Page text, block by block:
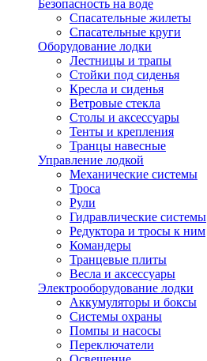
Безопасность на воде
Спасательные жилеты
Спасательные круги
Оборудование лодки
Лестницы и трапы
Стойки под сиденья
Кресла и сиденья
Ветровые стекла
Столы и аксессуары
Тенты и крепления
Транцы навесные
Управление лодкой
Механические системы
Троса
Рули
Гидравлические системы
Редуктора и тросы к ним
Командеры
Транцевые плиты
Весла и аксессуары
Электрооборудование лодки
Аккумуляторы и боксы
Системы охраны
Помпы и насосы
Переключатели